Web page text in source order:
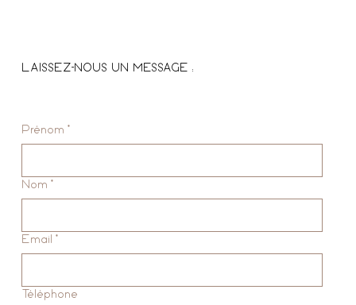
LAISSEZ-NOUS UN MESSAGE :
Prénom *
Nom *
Email *
Téléphone